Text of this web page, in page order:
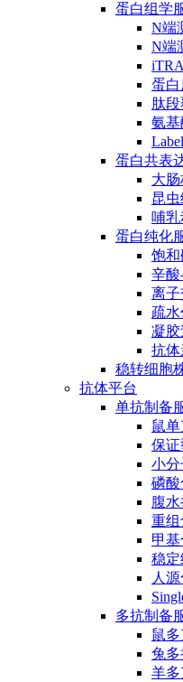
蛋白组学
N端
N端
蛋白
肽
氨基
蛋白共表
大
昆
哺
蛋白纯化
饱
辛
离
疏
凝
抗体
稳转细胞
抗体平台
单抗制备
鼠
保证
小分
磷酸
腹
重组
甲
稳定
人
多抗制备
鼠
兔多
羊多